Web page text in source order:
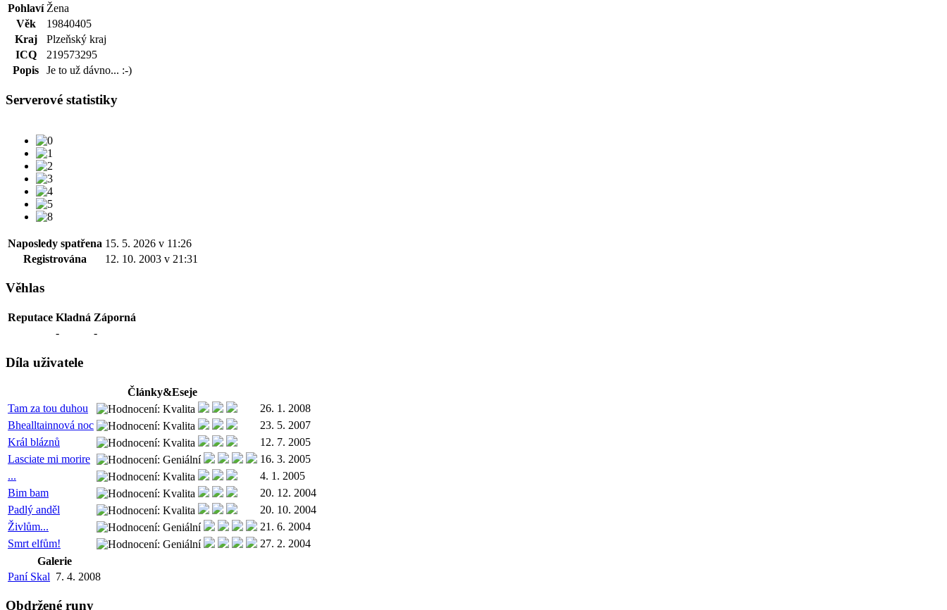
Pohlaví Žena
Věk
19840405
Kraj
Plzeňský kraj
ICQ
219573295
Popis
Je to už dávno... :-)
Serverové statistiky
Naposledy spatřena 15. 5. 2026 v 11:26
Registrována
12. 10. 2003 v 21:31
Věhlas
Reputace Kladná Záporná
-
-
Díla uživatele
Články&Eseje
Tam za tou duhou
26. 1. 2008
Bhealltainnová noc
23. 5. 2007
Král bláznů
12. 7. 2005
Lasciate mi morire
16. 3. 2005
...
4. 1. 2005
Bim bam
20. 12. 2004
Padlý anděl
20. 10. 2004
Živlům...
21. 6. 2004
Smrt elfům!
27. 2. 2004
Galerie
Paní Skal 7. 4. 2008
Obdržené runy